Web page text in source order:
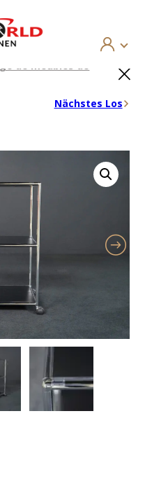
de meubles de
Nächstes Los
×